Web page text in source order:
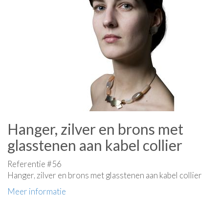
Hanger, zilver en brons met
glasstenen aan kabel collier
Referentie #56
Hanger, zilver en brons met glasstenen aan kabel collier
Meer informatie